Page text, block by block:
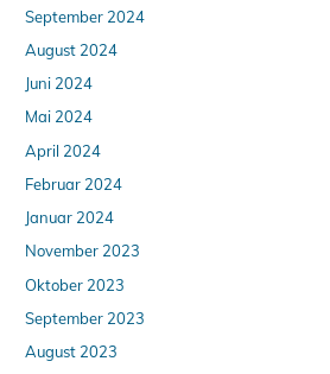
September 2024
August 2024
Juni 2024
Mai 2024
April 2024
Februar 2024
Januar 2024
November 2023
Oktober 2023
September 2023
August 2023